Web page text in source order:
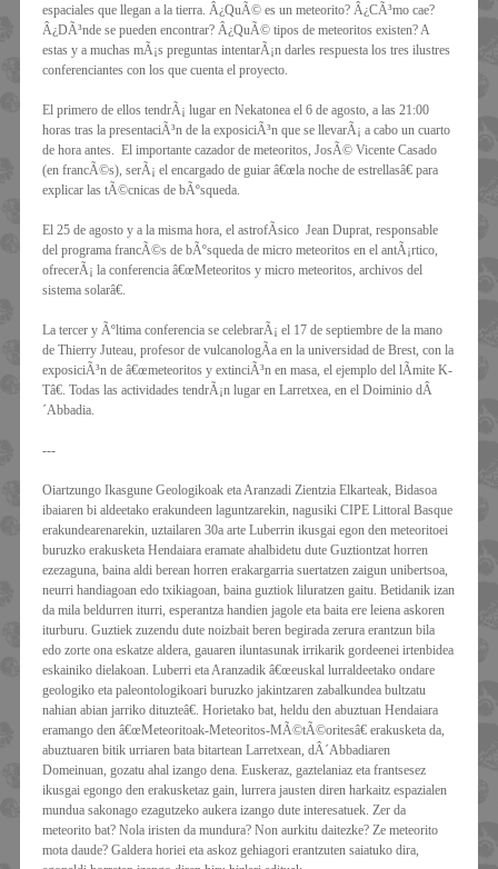
espaciales que llegan a la tierra. Â¿QuÃ© es un meteorito? Â¿CÃ³mo cae?
Â¿DÃ³nde se pueden encontrar? Â¿QuÃ© tipos de meteoritos existen? A
estas y a muchas mÃ¡s preguntas intentarÃ¡n darles respuesta los tres ilustres
conferenciantes con los que cuenta el proyecto.
El primero de ellos tendrÃ¡ lugar en Nekatonea el 6 de agosto, a las 21:00
horas tras la presentaciÃ³n de la exposiciÃ³n que se llevarÃ¡ a cabo un cuarto
de hora antes. El importante cazador de meteoritos, JosÃ© Vicente Casado
(en francÃ©s), serÃ¡ el encargado de guiar â€œla noche de estrellasâ€ para
explicar las tÃ©cnicas de bÃºsqueda.
El 25 de agosto y a la misma hora, el astrofÃ­sico Jean Duprat, responsable
del programa francÃ©s de bÃºsqueda de micro meteoritos en el antÃ¡rtico,
ofrecerÃ¡ la conferencia â€œMeteoritos y micro meteoritos, archivos del
sistema solarâ€.
La tercer y Ãºltima conferencia se celebrarÃ¡ el 17 de septiembre de la mano
de Thierry Juteau, profesor de vulcanologÃ­a en la universidad de Brest, con la
exposiciÃ³n de â€œmeteoritos y extinciÃ³n en masa, el ejemplo del lÃ­mite K-
Tâ€. Todas las actividades tendrÃ¡n lugar en Larretxea, en el Doiminio dÂ
´Abbadia.
---
Oiartzungo Ikasgune Geologikoak eta Aranzadi Zientzia Elkarteak, Bidasoa
ibaiaren bi aldeetako erakundeen laguntzarekin, nagusiki CIPE Littoral Basque
erakundearenarekin, uztailaren 30a arte Luberrin ikusgai egon den meteoritoei
buruzko erakusketa Hendaiara eramate ahalbidetu dute Guztiontzat horren
ezezaguna, baina aldi berean horren erakargarria suertatzen zaigun unibertsoa,
neurri handiagoan edo txikiagoan, baina guztiok liluratzen gaitu. Betidanik izan
da mila beldurren iturri, esperantza handien jagole eta baita ere leiena askoren
iturburu. Guztiek zuzendu dute noizbait beren begirada zerura erantzun bila
edo zorte ona eskatze aldera, gauaren iluntasunak irrikarik gordeenei irtenbidea
eskainiko dielakoan. Luberri eta Aranzadik â€œeuskal lurraldeetako ondare
geologiko eta paleontologikoari buruzko jakintzaren zabalkundea bultzatu
nahian abian jarriko dituzteâ€. Horietako bat, heldu den abuztuan Hendaiara
eramango den â€œMeteoritoak-Meteoritos-MÃ©tÃ©oritesâ€ erakusketa da,
abuztuaren bitik urriaren bata bitartean Larretxean, dÂ´Abbadiaren
Domeinuan, gozatu ahal izango dena. Euskeraz, gaztelaniaz eta frantsesez
ikusgai egongo den erakusketaz gain, lurrera jausten diren harkaitz espazialen
mundua sakonago ezagutzeko aukera izango dute interesatuek. Zer da
meteorito bat? Nola iristen da mundura? Non aurkitu daitezke? Ze meteorito
mota daude? Galdera horiei eta askoz gehiagori erantzuten saiatuko dira,